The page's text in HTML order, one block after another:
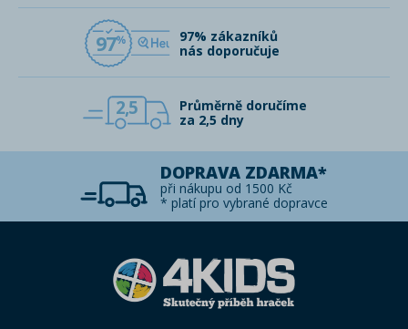
97
97% zákazníků
nás doporučuje
2,5
Průměrně doručíme
za 2,5 dny
DOPRAVA ZDARMA*
při nákupu od 1500 Kč
* platí pro vybrané dopravce